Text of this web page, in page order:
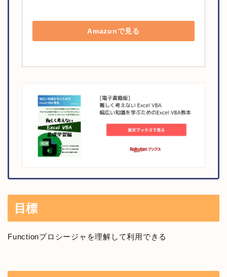
Amazonで見る
目標
Functionプロシージャを理解して利用できる